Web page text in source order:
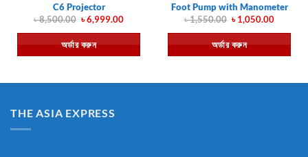
C6 Projector
৳8,500.00 Original
price
was:
৳ 8,500.00.
৳6,999.00Current
is:
৳ 6,999.00.
অর্ডার করুন
Foot Pump with Manometer
৳1,550.00 Original
price
was:
৳ 1,550.00.
৳1,050.00Current
is:
৳
অর্ডার করুন
THE ASIA EXPRESS